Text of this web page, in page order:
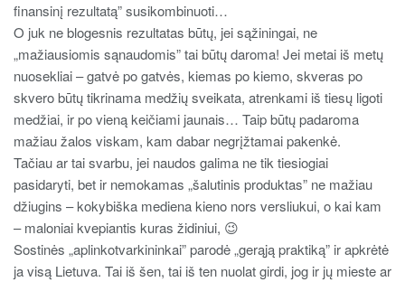
finansinį rezultatą” susikombinuoti…
O juk ne blogesnis rezultatas būtų, jei sąžiningai, ne
„mažiausiomis sąnaudomis” tai būtų daroma! Jei metai iš metų
nuosekliai – gatvė po gatvės, kiemas po kiemo, skveras po
skvero būtų tikrinama medžių sveikata, atrenkami iš tiesų ligoti
medžiai, ir po vieną keičiami jaunais… Taip būtų padaroma
mažiau žalos viskam, kam dabar negrįžtamai pakenkė.
Tačiau ar tai svarbu, jei naudos galima ne tik tiesiogiai
pasidaryti, bet ir nemokamas „šalutinis produktas” ne mažiau
džiugins – kokybiška mediena kieno nors versliukui, o kai kam
– maloniai kvepiantis kuras židiniui, 😉
Sostinės „aplinkotvarkininkai” parodė „gerąją praktiką” ir apkrėtė
ja visą Lietuva. Tai iš šen, tai iš ten nuolat girdi, jog ir jų mieste ar